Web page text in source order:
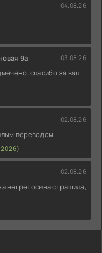
04.08.26
9а 03.08.26
спасибо за ваш
02.08.26
переводом.
02.08.26
негретосина страшила,